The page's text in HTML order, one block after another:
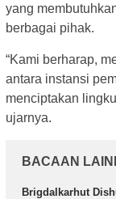
yang
berbagai pihak.
“Kami berharap,
antara instansi
menciptakan
ujarnya.
BACAAN
Brigdalkarhut